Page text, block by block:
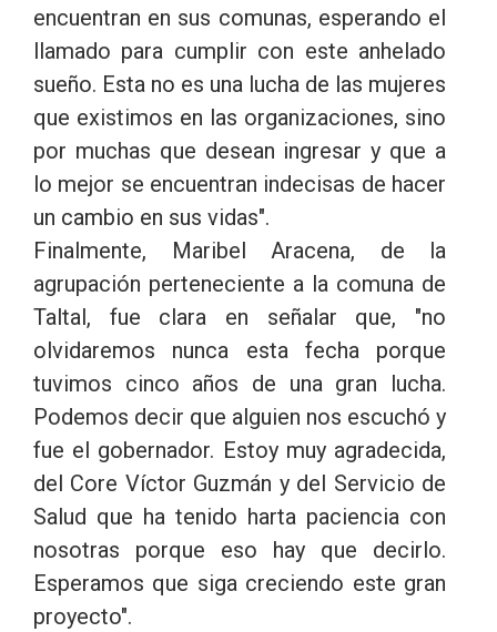
encuentran en sus comunas, esperando el
llamado para cumplir con este anhelado
sueño. Esta no es una lucha de las mujeres
que existimos en las organizaciones, sino
por muchas que desean ingresar y que a
lo mejor se encuentran indecisas de hacer
un cambio en sus vidas".
Finalmente, Maribel Aracena, de la
agrupación perteneciente a la comuna de
Taltal, fue clara en señalar que, "no
olvidaremos nunca esta fecha porque
tuvimos cinco años de una gran lucha.
Podemos decir que alguien nos escuchó y
fue el gobernador. Estoy muy agradecida,
del Core Víctor Guzmán y del Servicio de
Salud que ha tenido harta paciencia con
nosotras porque eso hay que decirlo.
Esperamos que siga creciendo este gran
proyecto".